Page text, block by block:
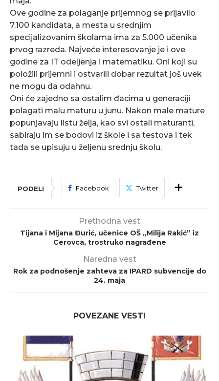
Ove godine za polaganje prijemnog se prijavilo
7.100 kandidata, a mesta u srednjim
specijalizovanim školama ima za 5.000 učenika
prvog razreda. Najveće interesovanje je i ove
godine za IT odeljenja i matematiku. Oni koji su
položili prijemni i ostvarili dobar rezultat još uvek
ne mogu da odahnu.
Oni će zajedno sa ostalim đacima u generaciji
polagati malu maturu u junu. Nakon male mature
popunjavaju listu želja, kao svi ostali maturanti,
sabiraju im se bodovi iz škole i sa testova i tek
tada se upisuju u željenu srednju školu.
PODELI Facebook Twitter
Prethodna vest
Tijana i Mijana Đurić, učenice OŠ „Milija Rakić” iz
Cerovca, trostruko nagrađene
Naredna vest
Rok za podnošenje zahteva za IPARD subvencije do
24. maja
POVEZANE VESTI